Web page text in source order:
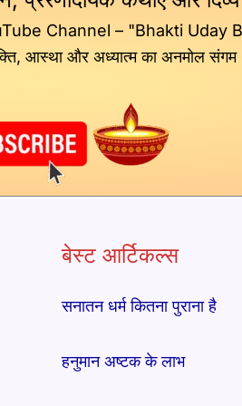
Channel – "Bhakti Uday
आस्था और अध्यात्म का अनमोल
बेस्ट आर्टिकल्स
सनातन धर्म कितना पुराना है
हनुमान अष्टक के लाभ